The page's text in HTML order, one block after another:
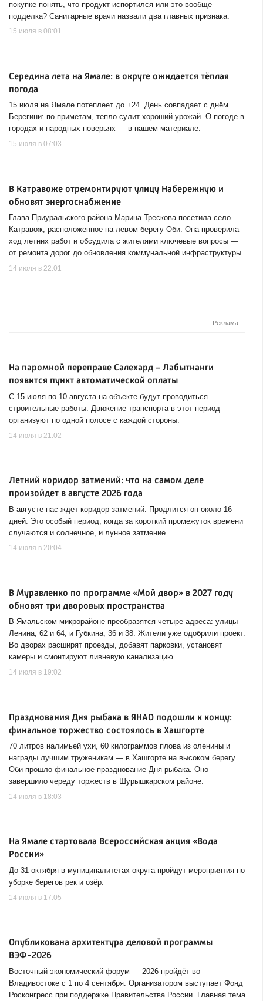
покупке понять, что продукт испортился или это вообще
подделка? Санитарные врачи назвали два главных признака.
15 июля в 08:01
Середина лета на Ямале: в округе ожидается тёплая
погода
15 июля на Ямале потеплеет до +24. День совпадает с днём
Берегини: по приметам, тепло сулит хороший урожай. О погоде в
городах и народных поверьях — в нашем материале.
15 июля в 07:03
В Катравоже отремонтируют улицу Набережную и
обновят энергоснабжение
Глава Приуральского района Марина Трескова посетила село
Катравож, расположенное на левом берегу Оби. Она проверила
ход летних работ и обсудила с жителями ключевые вопросы —
от ремонта дорог до обновления коммунальной инфраструктуры.
14 июля в 22:01
На паромной переправе Салехард – Лабытнанги
появится пункт автоматической оплаты
С 15 июля по 10 августа на объекте будут проводиться
строительные работы. Движение транспорта в этот период
организуют по одной полосе с каждой стороны.
14 июля в 21:02
Летний коридор затмений: что на самом деле
произойдет в августе 2026 года
В августе нас ждет коридор затмений. Продлится он около 16
дней. Это особый период, когда за короткий промежуток времени
случаются и солнечное, и лунное затмение.
14 июля в 20:04
В Муравленко по программе «Мой двор» в 2027 году
обновят три дворовых пространства
В Ямальском микрорайоне преобразятся четыре адреса: улицы
Ленина, 62 и 64, и Губкина, 36 и 38. Жители уже одобрили проект.
Во дворах расширят проезды, добавят парковки, установят
камеры и смонтируют ливневую канализацию.
14 июля в 19:02
Празднования Дня рыбака в ЯНАО подошли к концу:
финальное торжество состоялось в Хашгорте
70 литров налимьей ухи, 60 килограммов плова из оленины и
награды лучшим труженикам — в Хашгорте на высоком берегу
Оби прошло финальное празднование Дня рыбака. Оно
завершило череду торжеств в Шурышкарском районе.
14 июля в 18:03
На Ямале стартовала Всероссийская акция «Вода
России»
До 31 октября в муниципалитетах округа пройдут мероприятия по
уборке берегов рек и озёр.
14 июля в 17:05
Опубликована архитектура деловой программы
ВЭФ-2026
Восточный экономический форум — 2026 пройдёт во
Владивостоке с 1 по 4 сентября. Организатором выступает Фонд
Росконгресс при поддержке Правительства России. Главная тема